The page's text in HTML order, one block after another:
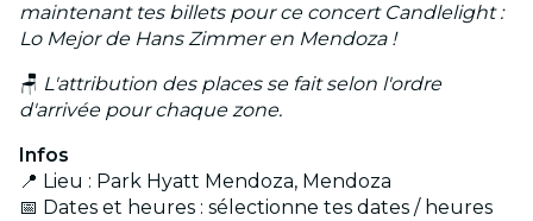
maintenant tes billets pour ce concert Candlelight :
Lo Mejor de Hans Zimmer en Mendoza !
🪑 L'attribution des places se fait selon l'ordre
d'arrivée pour chaque zone.
Infos
📍 Lieu : Park Hyatt Mendoza, Mendoza
📅 Dates et heures : sélectionne tes dates / heures